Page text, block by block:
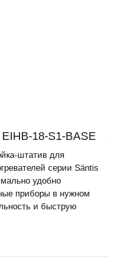
18-S1-BASE
штатив для
серии Säntis
удобно
приборы в нужном
и быструю